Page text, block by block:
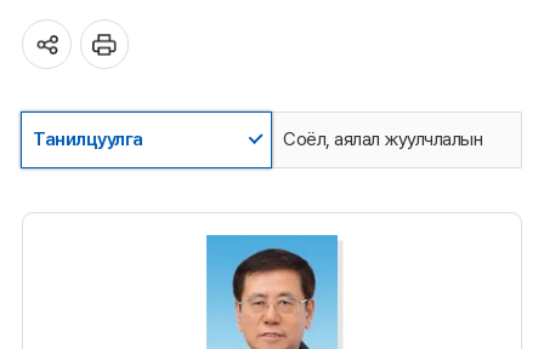
Танилцуулга Соёл, аялал жуулчлалын